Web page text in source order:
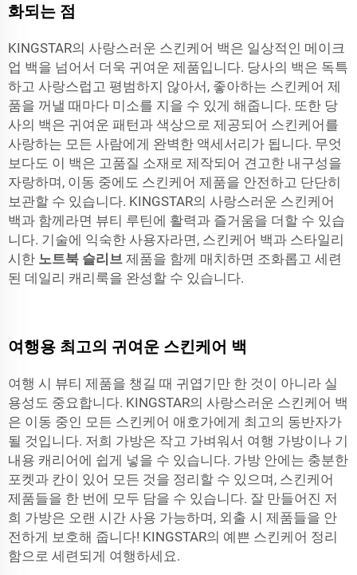
화되는 점
KINGSTAR의 사랑스러운 스킨케어 백은 일상적인 메이크
업 백을 넘어서 더욱 귀여운 제품입니다. 당사의 백은 독특
하고 사랑스럽고 평범하지 않아서, 좋아하는 스킨케어 제
품을 꺼낼 때마다 미소를 지을 수 있게 해줍니다. 또한 당
사의 백은 귀여운 패턴과 색상으로 제공되어 스킨케어를
사랑하는 모든 사람에게 완벽한 액세서리가 됩니다. 무엇
보다도 이 백은 고품질 소재로 제작되어 견고한 내구성을
자랑하며, 이동 중에도 스킨케어 제품을 안전하고 단단히
보관할 수 있습니다. KINGSTAR의 사랑스러운 스킨케어
백과 함께라면 뷰티 루틴에 활력과 즐거움을 더할 수 있습
니다. 기술에 익숙한 사용자라면, 스킨케어 백과 스타일리
시한 노트북 슬리브 제품을 함께 매치하면 조화롭고 세련
된 데일리 캐리룩을 완성할 수 있습니다.
여행용 최고의 귀여운 스킨케어 백
여행 시 뷰티 제품을 챙길 때 귀엽기만 한 것이 아니라 실
용성도 중요합니다. KINGSTAR의 사랑스러운 스킨케어 백
은 이동 중인 모든 스킨케어 애호가에게 최고의 동반자가
될 것입니다. 저희 가방은 작고 가벼워서 여행 가방이나 기
내용 캐리어에 쉽게 넣을 수 있습니다. 가방 안에는 충분한
포켓과 칸이 있어 모든 것을 정리할 수 있으며, 스킨케어
제품들을 한 번에 모두 담을 수 있습니다. 잘 만들어진 저
희 가방은 오랜 시간 사용 가능하며, 외출 시 제품들을 안
전하게 보호해 줍니다! KINGSTAR의 예쁜 스킨케어 정리
함으로 세련되게 여행하세요.